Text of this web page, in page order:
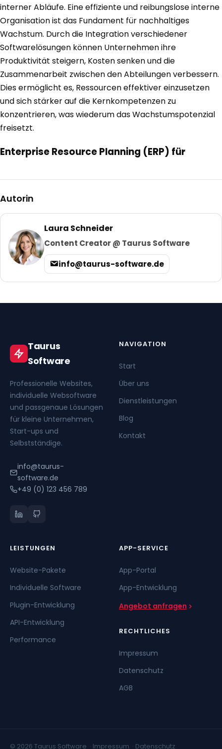
interner Abläufe. Eine effiziente und reibungslose interne
Organisation ist das Fundament für nachhaltiges
Wachstum. Durch die Integration verschiedener
Softwarelösungen können Unternehmen ihre
Produktivität steigern, Kosten senken und die
Zusammenarbeit zwischen den Abteilungen verbessern.
Dies ermöglicht es, Ressourcen effektiver einzusetzen
und sich stärker auf die Kernkompetenzen zu
konzentrieren, was wiederum das Wachstumspotenzial
freisetzt.
Enterprise Resource Planning (ERP) für
Autorin
Laura Schneider
Content Creator @ Taurus Software
info@taurus-software.de
Taurus
Software
Professionelle Websites,
individuelle Websoftware
und passgenaue Lösungen
für kleine Unternehmen,
Start-ups und
Selbstständige.
info@taurus-
software.de
+49 (0) 123 456 789
NAVIGATION
Start
Über uns
Dienstleistungen
Blog
Kontakt
LEISTUNGEN
Website-Pakete
Individuelle Software
Plugin-Entwicklung
API-Entwicklung
Performance
APP-SERVICE
App-Portal
App-Entwicklung
Angebot anfragen
RECHTLICHES
Impressum
Datenschutz
AGB
© 2026 Taurus Software · Impressum · Datenschutz